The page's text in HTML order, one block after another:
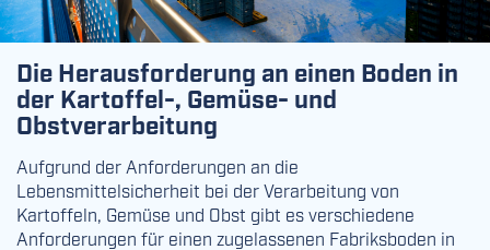
Die Herausforderung an einen Boden in
der Kartoffel-, Gemüse- und
Obstverarbeitung
Aufgrund der Anforderungen an die
Lebensmittelsicherheit bei der Verarbeitung von
Kartoffeln, Gemüse und Obst gibt es verschiedene
Anforderungen für einen zugelassenen Fabriksboden in